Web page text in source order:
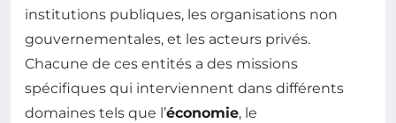
institutions publiques, les organisations non
gouvernementales, et les acteurs privés.
Chacune de ces entités a des missions
spécifiques qui interviennent dans différents
domaines tels que l’économie, le